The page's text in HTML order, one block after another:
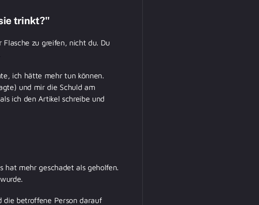
trinkt?"
Flasche zu greifen, nicht du. Du
ich hätte mehr tun können.
und mir die Schuld am
ich den Artikel schreibe und
hat mehr geschadet als geholfen.
die betroffene Person darauf